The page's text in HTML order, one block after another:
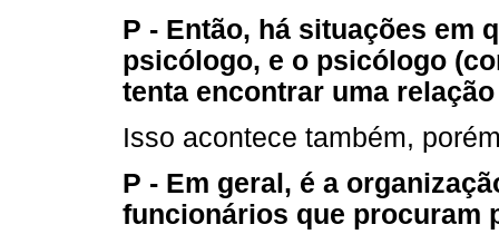
P - Então, há situações em
psicólogo, e o psicólogo
tenta encontrar uma
Isso acontece também,
P - Em geral, é a
funcionários que procuram